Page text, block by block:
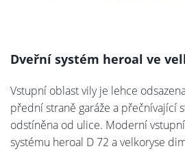
Dveřní systém heroal ve
Vstupní oblast vily je lehce
přední straně garáže a přečnívající
odstíněna od ulice. Moderní
systému heroal D 72 a velkoryse